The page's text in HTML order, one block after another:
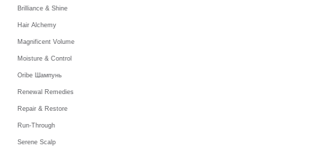
Brilliance & Shine
Hair Alchemy
Magnificent Volume
Moisture & Control
Oribe Шампунь
Renewal Remedies
Repair & Restore
Run-Through
Serene Scalp